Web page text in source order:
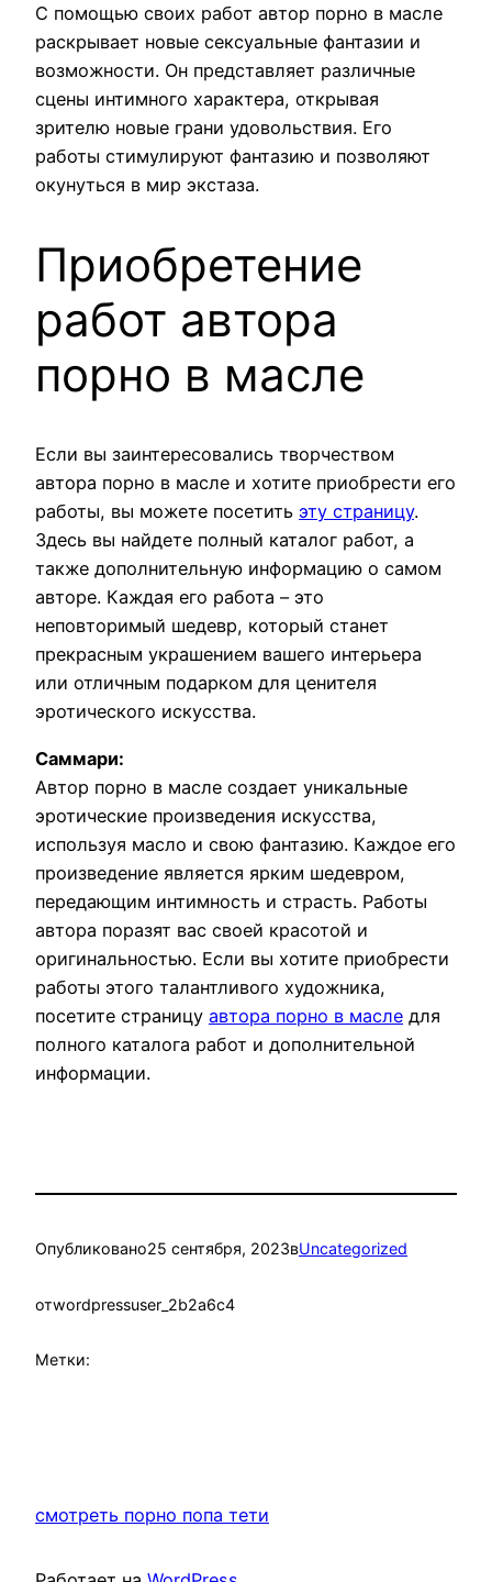
С помощью своих работ автор порно в масле
раскрывает новые сексуальные фантазии и
возможности. Он представляет различные
сцены интимного характера, открывая
зрителю новые грани удовольствия. Его
работы стимулируют фантазию и позволяют
окунуться в мир экстаза.
Приобретение
работ автора
порно в масле
Если вы заинтересовались творчеством
автора порно в масле и хотите приобрести его
работы, вы можете посетить эту страницу.
Здесь вы найдете полный каталог работ, а
также дополнительную информацию о самом
авторе. Каждая его работа – это
неповторимый шедевр, который станет
прекрасным украшением вашего интерьера
или отличным подарком для ценителя
эротического искусства.
Саммари:
Автор порно в масле создает уникальные
эротические произведения искусства,
используя масло и свою фантазию. Каждое его
произведение является ярким шедевром,
передающим интимность и страсть. Работы
автора поразят вас своей красотой и
оригинальностью. Если вы хотите приобрести
работы этого талантливого художника,
посетите страницу автора порно в масле для
полного каталога работ и дополнительной
информации.
Опубликовано25 сентября, 2023вUncategorized
отwordpressuser_2b2a6c4
Метки:
смотреть порно попа тети